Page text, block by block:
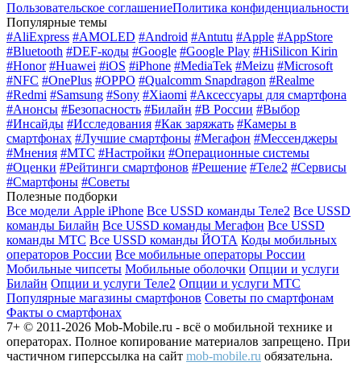
Пользовательское соглашениеПолитика конфиденциальности
Популярные темы
#AliExpress #AMOLED #Android #Antutu #Apple #AppStore
#Bluetooth #DEF-коды #Google #Google Play #HiSilicon Kirin
#Honor #Huawei #iOS #iPhone #MediaTek #Meizu #Microsoft
#NFC #OnePlus #OPPO #Qualcomm Snapdragon #Realme
#Redmi #Samsung #Sony #Xiaomi #Аксессуары для смартфона
#Анонсы #Безопасность #Билайн #В России #Выбор
#Инсайды #Исследования #Как заряжать #Камеры в
смартфонах #Лучшие смартфоны #Мегафон #Мессенджеры
#Мнения #МТС #Настройки #Операционные системы
#Оценки #Рейтинги смартфонов #Решение #Теле2 #Сервисы
#Смартфоны #Советы
Полезные подборки
Все модели Apple iPhone Все USSD команды Теле2 Все USSD
команды Билайн Все USSD команды Мегафон Все USSD
команды МТС Все USSD команды ЙОТА Коды мобильных
операторов России Все мобильные операторы России
Мобильные чипсеты Мобильные оболочки Опции и услуги
Билайн Опции и услуги Теле2 Опции и услуги МТС
Популярные магазины смартфонов Советы по смартфонам
Факты о смартфонах
7+ © 2011-2026 Mob-Mobile.ru - всё о мобильной технике и
операторах. Полное копирование материалов запрещено. При
частичном гиперссылка на сайт mob-mobile.ru обязательна.